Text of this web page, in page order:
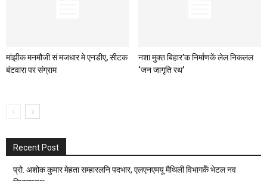
मांझीक मनमौजी सं मजधार मे एनडीए, सीटक
बंटवारा पर संग्राम
नशा मुक्त बिहार’क निर्माणकें लेल निकलल
‘जन जागृति रथ’
Recent Post
प्रो. अशोक कुमार मेहता सम्हारलनि पदभार, एलएनएमयू मैथिली विभागकेँ भेटल नव